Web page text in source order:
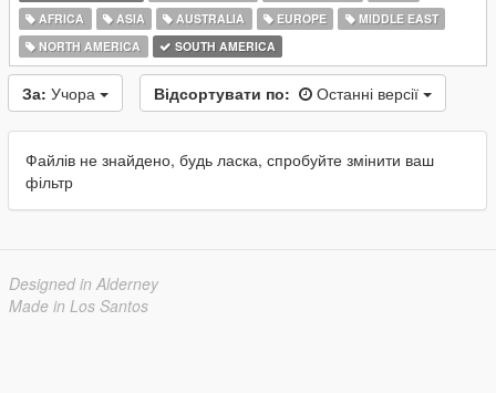
AFRICA
ASIA AUSTRALIA EUROPE
MIDDLE EAST
NORTH AMERICA
SOUTH AMERICA
За: Учора Відсортувати по: Останні версії
Файлів не знайдено, будь ласка, спробуйте змінити ваш
фільтр
Designed in Alderney
Made in Los Santos